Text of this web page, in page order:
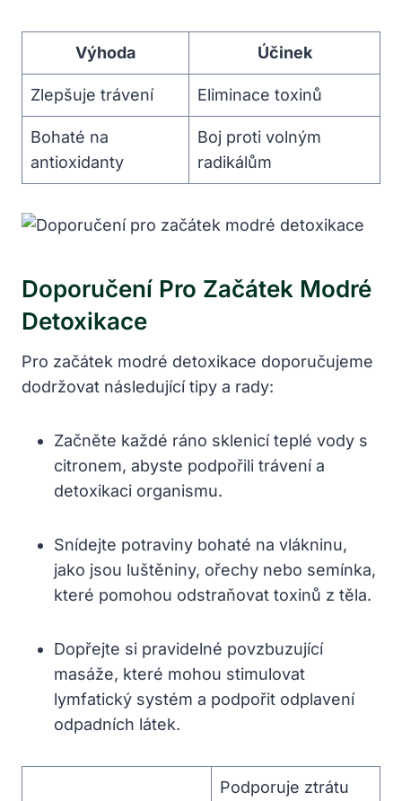
Výhoda Účinek
Zlepšuje trávení Eliminace toxinů
Bohaté na
antioxidanty
Boj proti volným
radikálům
Doporučení Pro Začátek Modré
Detoxikace
Pro začátek modré detoxikace doporučujeme
dodržovat následující tipy a rady:
Začněte každé ráno sklenicí teplé vody s
citronem, abyste podpořili trávení a
detoxikaci organismu.
Snídejte potraviny bohaté na vlákninu,
jako jsou luštěniny, ořechy nebo semínka,
které pomohou odstraňovat toxinů z těla.
Dopřejte si pravidelné povzbuzující
masáže, které mohou stimulovat
lymfatický systém a podpořit odplavení
odpadních látek.
Podporuje ztrátu